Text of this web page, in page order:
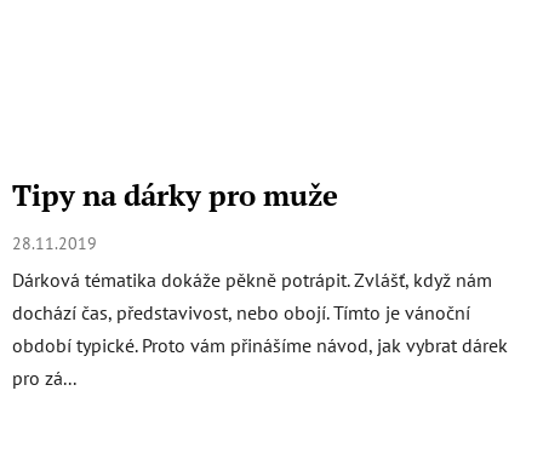
Tipy na dárky pro muže
28.11.2019
Dárková tématika dokáže pěkně potrápit. Zvlášť, když nám
dochází čas, představivost, nebo obojí. Tímto je vánoční
období typické. Proto vám přinášíme návod, jak vybrat dárek
pro zá...